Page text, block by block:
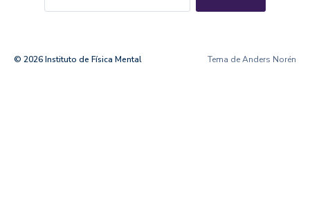
© 2026Instituto de Física Mental Tema deAnders Norén